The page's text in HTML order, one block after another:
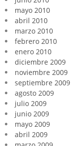
mayo 2010
abril 2010
marzo 2010
febrero 2010
enero 2010
diciembre 2009
noviembre 2009
septiembre 2009
agosto 2009
julio 2009
junio 2009
mayo 2009
abril 2009